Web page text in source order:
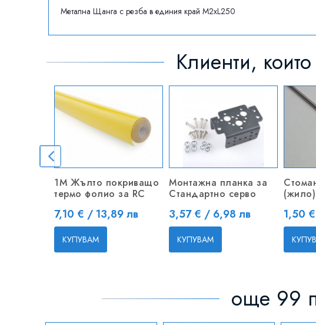
Метална Щанга с резба в единия край M2xL250
Клиенти,
1M Жълто покриващо
термо фолио за RC
Цена
7,10 € / 13,89 лв
КУПУВАМ
Монтажна планка за
Стандартно серво
Цена
3,57 € / 6,98 лв
КУПУВАМ
(жило)
Цена
1,50
още 99